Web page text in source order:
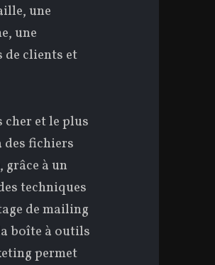
une
une
de clients et
cher et le plus
des fichiers
à un
techniques
de mailing
boîte à outils
permet